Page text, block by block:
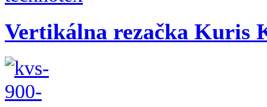
Vertikálna rezačka Kuris